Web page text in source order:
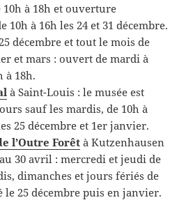
à 18h et ouverture
10h à 16h les 24 et 31 décembre.
décembre et tout le mois de
et mars : ouvert de mardi à
à 18h.
à Saint-Louis : le musée est
sauf les mardis, de 10h à
25 décembre et 1er janvier.
l’Outre Forêt à Kutzenhausen
30 avril : mercredi et jeudi de
dimanches et jours fériés de
le 25 décembre puis en janvier.